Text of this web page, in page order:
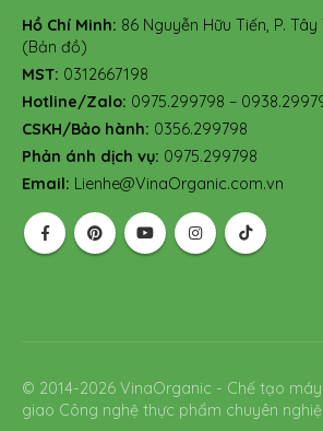
Hồ Chí Minh: 86 Nguyễn Hữu Tiến, P. Tây
(Bản đồ)
MST: 0312667198
Hotline/Zalo: 0975.299798 –
CSKH/Bảo hành: 0356.299798
Phản ánh dịch vụ: 0975.299798
Email: Lienhe@VinaOrganic.com.vn
© 2014-2026 VinaOrganic - Chế tạo
giao Công nghệ thực phẩm chuyên